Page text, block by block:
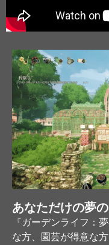
あなただけの夢
『ガーデンライフ：
な方、園芸が得意な